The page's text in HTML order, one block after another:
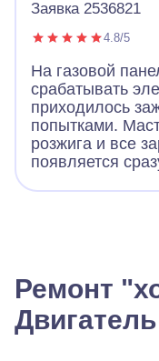
Заявка 2536821
4.8/5
На газовой
срабатывать
приходилось
попытками.
розжига и все
появляется
Ремонт